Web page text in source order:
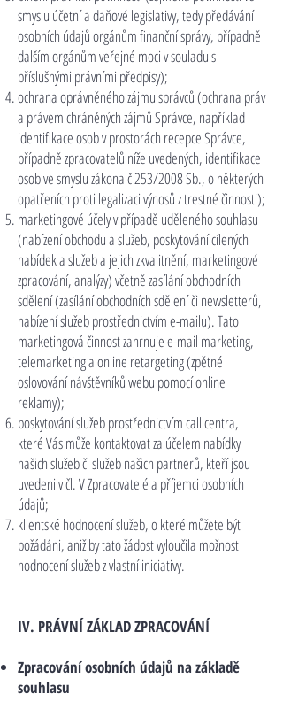
smyslu účetní a daňové legislativy, tedy předávání
osobních údajů orgánům finanční správy, případně
dalším orgánům veřejné moci v souladu s
příslušnými právními předpisy);
ochrana oprávněného zájmu správců (ochrana práv
a právem chráněných zájmů Správce, například
identifikace osob v prostorách recepce Správce,
případně zpracovatelů níže uvedených, identifikace
osob ve smyslu zákona č 253/2008 Sb., o některých
opatřeních proti legalizaci výnosů z trestné činnosti);
marketingové účely v případě uděleného souhlasu
(nabízení obchodu a služeb, poskytování cílených
nabídek a služeb a jejich zkvalitnění, marketingové
zpracování, analýzy) včetně zasílání obchodních
sdělení (zasílání obchodních sdělení či newsletterů,
nabízení služeb prostřednictvím e-mailu). Tato
marketingová činnost zahrnuje e-mail marketing,
telemarketing a online retargeting (zpětné
oslovování návštěvníků webu pomocí online
reklamy);
poskytování služeb prostřednictvím call centra,
které Vás může kontaktovat za účelem nabídky
našich služeb či služeb našich partnerů, kteří jsou
uvedeni v čl. V Zpracovatelé a příjemci osobních
údajů;
klientské hodnocení služeb, o které můžete být
požádáni, aniž by tato žádost vyloučila možnost
hodnocení služeb z vlastní iniciativy.
IV. PRÁVNÍ ZÁKLAD ZPRACOVÁNÍ
Zpracování osobních údajů na základě
souhlasu